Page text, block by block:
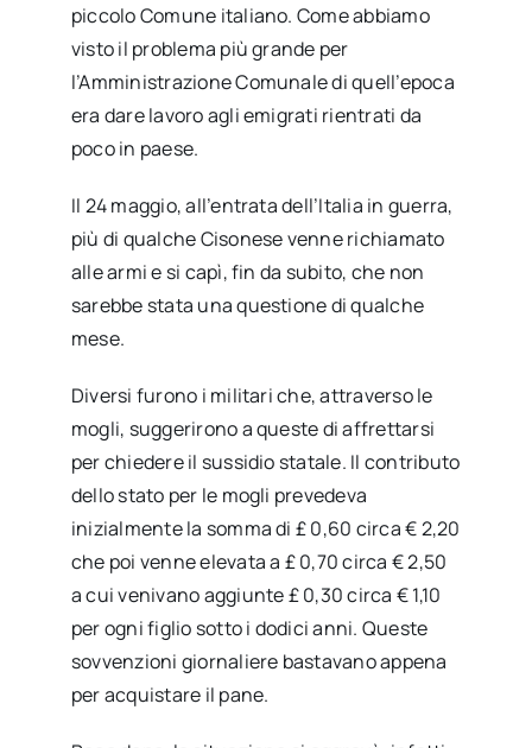
piccolo Comune italiano. Come abbiamo
visto il problema più grande per
l’Amministrazione Comunale di quell’epoca
era dare lavoro agli emigrati rientrati da
poco in paese.
Il 24 maggio, all’entrata dell’Italia in guerra,
più di qualche Cisonese venne richiamato
alle armi e si capì, fin da subito, che non
sarebbe stata una questione di qualche
mese.
Diversi furono i militari che, attraverso le
mogli, suggerirono a queste di affrettarsi
per chiedere il sussidio statale. Il contributo
dello stato per le mogli prevedeva
inizialmente la somma di £ 0,60 circa € 2,20
che poi venne elevata a £ 0,70 circa € 2,50
a cui venivano aggiunte £ 0,30 circa € 1,10
per ogni figlio sotto i dodici anni. Queste
sovvenzioni giornaliere bastavano appena
per acquistare il pane.